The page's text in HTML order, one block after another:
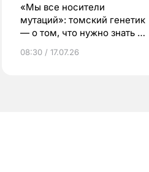
«Мы все носители
мутаций»: томский генетик
— о том, что нужно знать до
08:30 / 17.07.26